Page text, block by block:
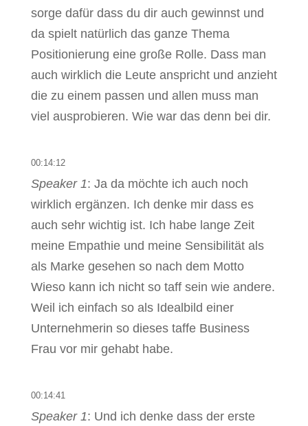
sorge dafür dass du dir auch gewinnst und
da spielt natürlich das ganze Thema
Positionierung eine große Rolle. Dass man
auch wirklich die Leute anspricht und anzieht
die zu einem passen und allen muss man
viel ausprobieren. Wie war das denn bei dir.
00:14:12
Speaker 1: Ja da möchte ich auch noch
wirklich ergänzen. Ich denke mir dass es
auch sehr wichtig ist. Ich habe lange Zeit
meine Empathie und meine Sensibilität als
als Marke gesehen so nach dem Motto
Wieso kann ich nicht so taff sein wie andere.
Weil ich einfach so als Idealbild einer
Unternehmerin so dieses taffe Business
Frau vor mir gehabt habe.
00:14:41
Speaker 1: Und ich denke dass der erste